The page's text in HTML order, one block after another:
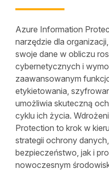
Azure Information
narzędzie dla
swoje dane w obliczu
cybernetycznych i
zaawansowanym
etykietowania,
umożliwia skuteczną
cyklu ich życia.
Protection to krok w
strategii ochrony
bezpieczeństwo, jak i
nowoczesnym